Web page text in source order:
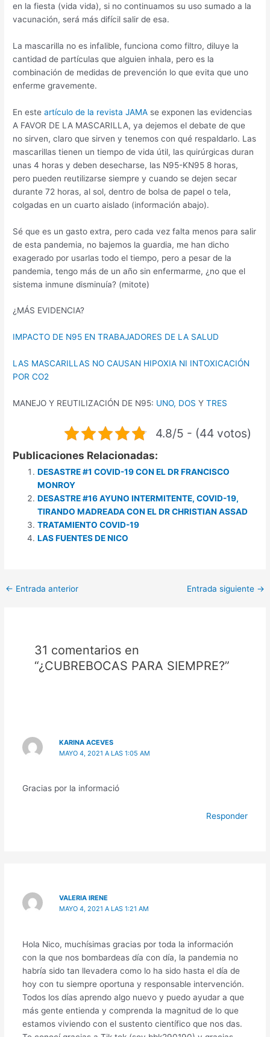
en la fiesta (vida vida), si no continuamos su uso sumado a la
vacunación, será más difícil salir de esa.
La mascarilla no es infalible, funciona como filtro, diluye la
cantidad de partículas que alguien inhala, pero es la
combinación de medidas de prevención lo que evita que uno
enferme gravemente.
En esteartículo de la revista JAMA se exponen las evidencias
A FAVOR DE LA MASCARILLA, ya dejemos el debate de que
no sirven, claro que sirven y tenemos con qué respaldarlo. Las
mascarillas tienen un tiempo de vida útil, las quirúrgicas duran
unas 4 horas y deben desecharse, las N95-KN95 8 horas,
pero pueden reutilizarse siempre y cuando se dejen secar
durante 72 horas, al sol, dentro de bolsa de papel o tela,
colgadas en un cuarto aislado (información abajo).
Sé que es un gasto extra, pero cada vez falta menos para salir
de esta pandemia, no bajemos la guardia, me han dicho
exagerado por usarlas todo el tiempo, pero a pesar de la
pandemia, tengo más de un año sin enfermarme, ¿no que el
sistema inmune disminuía? (mitote)
¿MÁS EVIDENCIA?
IMPACTO DE N95 EN TRABAJADORES DE LA SALUD
LAS MASCARILLAS NO CAUSAN HIPOXIA NI INTOXICACIÓN
POR CO2
MANEJO Y REUTILIZACIÓN DE N95: UNO, DOSYTRES
4.8/5 - (44 votos)
Publicaciones Relacionadas:
DESASTRE #1 COVID-19 CON EL DR FRANCISCO
MONROY
DESASTRE #16 AYUNO INTERMITENTE, COVID-19,
TIRANDO MADREADA CON EL DR CHRISTIAN ASSAD
TRATAMIENTO COVID-19
LAS FUENTES DE NICO
← Entrada anterior Entrada siguiente →
31 comentarios en
“¿CUBREBOCAS PARA SIEMPRE?”
KARINA ACEVES
MAYO 4, 2021 A LAS 1:05 AM
Gracias por la informació
Responder
VALERIA IRENE
MAYO 4, 2021 A LAS 1:21 AM
Hola Nico, muchísimas gracias por toda la información
con la que nos bombardeas día con día, la pandemia no
habría sido tan llevadera como lo ha sido hasta el día de
hoy con tu siempre oportuna y responsable intervención.
Todos los días aprendo algo nuevo y puedo ayudar a que
más gente entienda y comprenda la magnitud de lo que
estamos viviendo con el sustento científico que nos das.